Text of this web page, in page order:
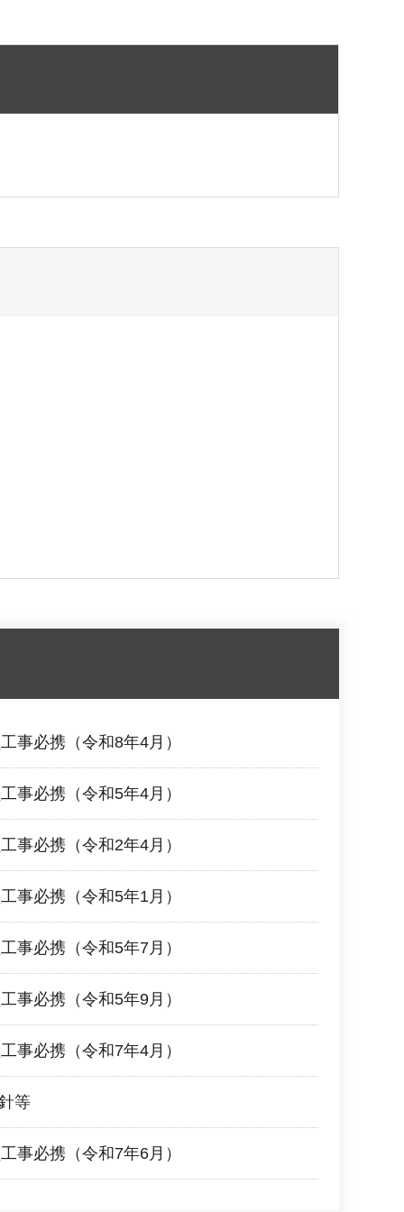
事必携（令和8年4月）
事必携（令和5年4月）
事必携（令和2年4月）
事必携（令和5年1月）
事必携（令和5年7月）
事必携（令和5年9月）
事必携（令和7年4月）
等
事必携（令和7年6月）